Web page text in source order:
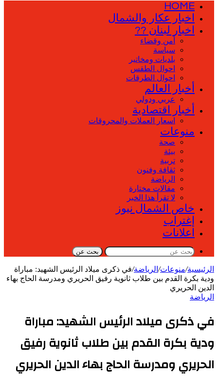
HOME
اخبار عكار والشمال
اخبار لبنان ??
أمن وقضاء
سياسة
بلديات ومخاتير
احوال الطقس
احوال الطرقات
أخبار العالم
عربي ودولي
أخبار اقتصادية
اسعار العملات والمحروقات
منوعات
صحة
بيئة
تربية
ثقافة وفنون
الرياضة
مقالات مختارة
لا تقرأ هذا الخبر
خاص الشمال نيوز
إغتراب
اعلانات
بحث عن
الرئيسية/منوعات/ الرياضة/في ذكرى ميلاد الرئيس الشهيد: مباراة
ودية بكرة القدم بين طلاب ثانوية رفيق الحريري ومدرسة الحاج بهاء
الدين الحريري
الرياضة
في ذكرى ميلاد الرئيس الشهيد: مباراة
ودية بكرة القدم بين طلاب ثانوية رفيق
الحريري ومدرسة الحاج بهاء الدين الحريري